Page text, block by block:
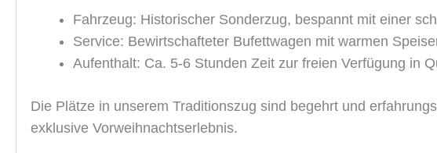
Fahrzeug: Historischer Sonderzug, bespannt mit einer
Service: Bewirtschafteter Bufettwagen mit warmen
Aufenthalt: Ca. 5-6 Stunden Zeit zur freien Verfügung in
Die Plätze in unserem Traditionszug sind begehrt und
exklusive Vorweihnachtserlebnis.